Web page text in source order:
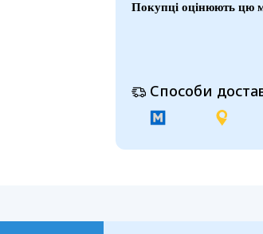
Покупці оцінюють цю
Способи